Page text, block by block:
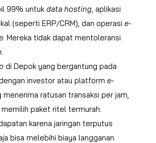
99% untuk data hosting, aplikasi
(seperti ERP/CRM), dan operasi e-
. Mereka tidak dapat mentoleransi
.
di Depok yang bergantung pada
investor atau platform e-
ratusan transaksi per jam,
memilih paket ritel termurah.
karena jaringan terputus
bisa melebihi biaya langganan